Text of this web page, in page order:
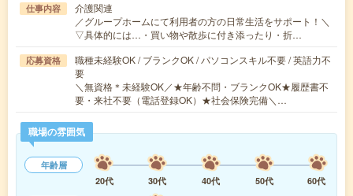
仕事内容
介護関連
／グループホームにて利用者の方の日常生活をサポート！＼
▽具体的には…・買い物や散歩に付き添ったり・折…
応募資格
職種未経験OK / ブランクOK / パソコンスキル不要 / 英語力不
要
＼無資格＊未経験OK／★年齢不問・ブランクOK★履歴書不
要・来社不要（電話登録OK）★社会保険完備＼…
職場の雰囲気
年齢層
20代
30代 40代 50代
60代